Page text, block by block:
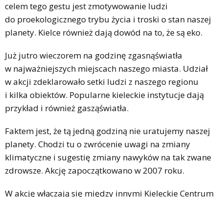
celem tego gestu jest zmotywowanie ludzi
do proekologicznego trybu życia i troski o stan naszej
planety. Kielce również dają dowód na to, że są eko.
Już jutro wieczorem na godzinę zgasnąświatła
w najważniejszych miejscach naszego miasta. Udział
w akcji zdeklarowało setki ludzi z naszego regionu
i kilka obiektów. Popularne kieleckie instytucje dają
przykład i również gasząświatła.
Faktem jest, że tą jedną godziną nie uratujemy naszej
planety. Chodzi tu o zwrócenie uwagi na zmiany
klimatyczne i sugestię zmiany nawyków na tak zwane
zdrowsze. Akcję zapoczątkowano w 2007 roku.
W akcję włączają się między innymi Kieleckie Centrum